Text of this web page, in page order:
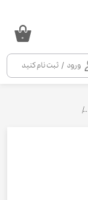
ورود / ثبت نام کنید
۰